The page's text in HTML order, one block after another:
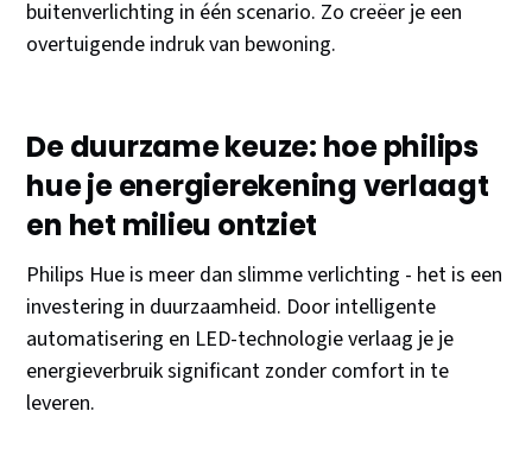
buitenverlichting in één scenario. Zo creëer je een
overtuigende indruk van bewoning.
De duurzame keuze: hoe philips
hue je energierekening verlaagt
en het milieu ontziet
Philips Hue is meer dan slimme verlichting - het is een
investering in duurzaamheid. Door intelligente
automatisering en LED-technologie verlaag je je
energieverbruik significant zonder comfort in te
leveren.